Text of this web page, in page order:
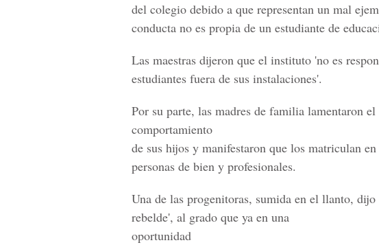
del colegio debido a que representan un mal
conducta no es propia de un estudiante de
Las maestras dijeron que el instituto 'no es
estudiantes fuera de sus instalaciones'.
Por su parte, las madres de familia lamentaron el
comportamiento
de sus hijos y manifestaron que los matriculan
personas de bien y profesionales.
Una de las progenitoras, sumida en el llanto,
rebelde', al grado que ya en una
oportunidad